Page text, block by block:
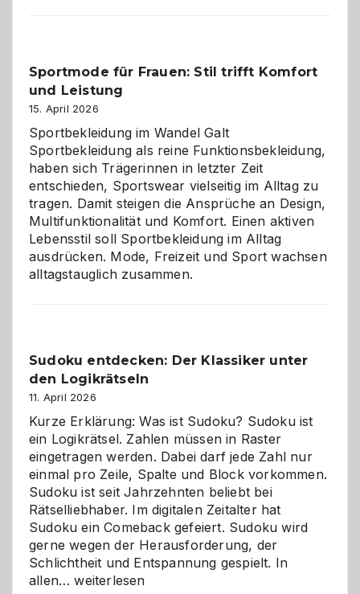
gegen
Chaos
Sportmode für Frauen: Stil trifft Komfort
und Leistung
15. April 2026
Sportbekleidung im Wandel Galt
Sportbekleidung als reine Funktionsbekleidung,
haben sich Trägerinnen in letzter Zeit
entschieden, Sportswear vielseitig im Alltag zu
tragen. Damit steigen die Ansprüche an Design,
Multifunktionalität und Komfort. Einen aktiven
Lebensstil soll Sportbekleidung im Alltag
ausdrücken. Mode, Freizeit und Sport wachsen
alltagstauglich zusammen.
Sudoku entdecken: Der Klassiker unter
den Logikrätseln
11. April 2026
Kurze Erklärung: Was ist Sudoku? Sudoku ist
ein Logikrätsel. Zahlen müssen in Raster
eingetragen werden. Dabei darf jede Zahl nur
einmal pro Zeile, Spalte und Block vorkommen.
Sudoku ist seit Jahrzehnten beliebt bei
Rätselliebhaber. Im digitalen Zeitalter hat
Sudoku ein Comeback gefeiert. Sudoku wird
gerne wegen der Herausforderung, der
Schlichtheit und Entspannung gespielt. In
allen…Sudoku
weiterlesen